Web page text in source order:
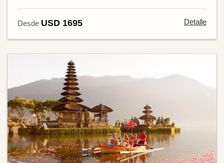
Desde USD 1695 Detalle